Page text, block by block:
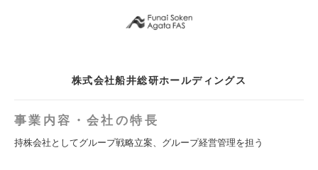
株式会社船井総研ホールディングス
事業内容・会社の特長
持株会社としてグループ戦略立案、グループ経営管理を担う